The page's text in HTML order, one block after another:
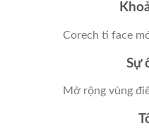
Corech ti face
Sự
Mở rộng vùng